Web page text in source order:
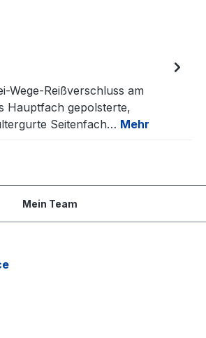
Wege-Reißverschluss am
Hauptfach gepolsterte,
Seitenfach… Mehr
Mein Team